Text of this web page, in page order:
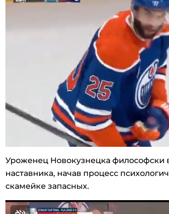
Уроженец Новокузнецка философски
наставника, начав процесс
скамейке запасных.